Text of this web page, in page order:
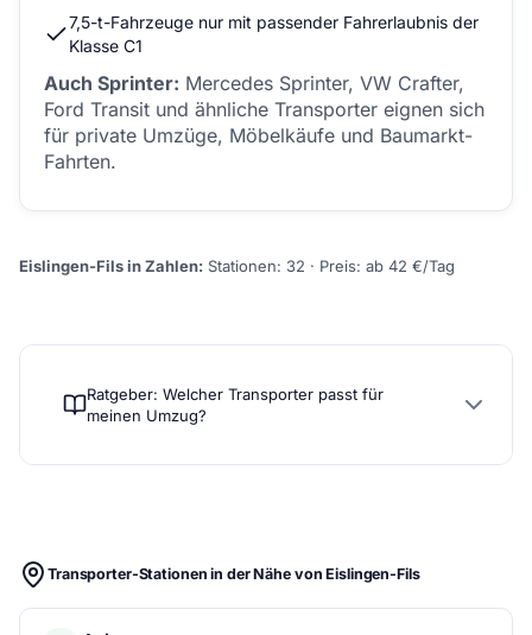
7,5-t-Fahrzeuge nur mit passender Fahrerlaubnis der
Klasse C1
Auch Sprinter: Mercedes Sprinter, VW Crafter,
Ford Transit und ähnliche Transporter eignen sich
für private Umzüge, Möbelkäufe und Baumarkt-
Fahrten.
Eislingen-Fils in Zahlen: Stationen: 32 · Preis: ab 42 €/Tag
Ratgeber: Welcher Transporter passt für
meinen Umzug?
Transporter-Stationen in der Nähe von Eislingen-Fils